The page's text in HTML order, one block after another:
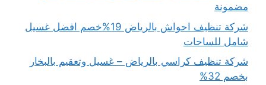
مضمونة
شركة تنظيف احواش بالرياض 19%خصم افضل غسيل
شامل للساحات
شركة تنظيف كراسي بالرياض – غسيل وتعقيم بالبخار
بخصم 32%